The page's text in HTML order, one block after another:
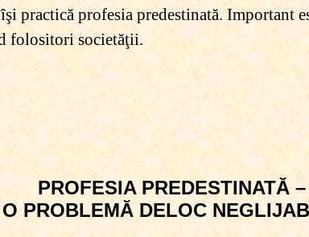
practică profesia predestinată. Important
folositori societăţii.
PROFESIA PREDESTINATĂ –
O PROBLEMĂ DELOC